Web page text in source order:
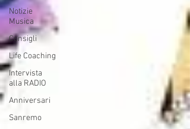
Notizie
Musica
Consigli
Life Coaching
Intervista
alla RADIO
Anniversari
Sanremo